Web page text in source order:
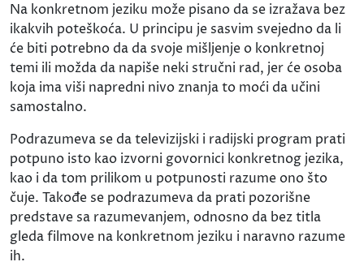
Na konkretnom jeziku može pisano da se izražava bez
ikakvih poteškoća. U principu je sasvim svejedno da li
će biti potrebno da da svoje mišljenje o konkretnoj
temi ili možda da napiše neki stručni rad, jer će osoba
koja ima viši napredni nivo znanja to moći da učini
samostalno.
Podrazumeva se da televizijski i radijski program prati
potpuno isto kao izvorni govornici konkretnog jezika,
kao i da tom prilikom u potpunosti razume ono što
čuje. Takođe se podrazumeva da prati pozorišne
predstave sa razumevanjem, odnosno da bez titla
gleda filmove na konkretnom jeziku i naravno razume
ih.